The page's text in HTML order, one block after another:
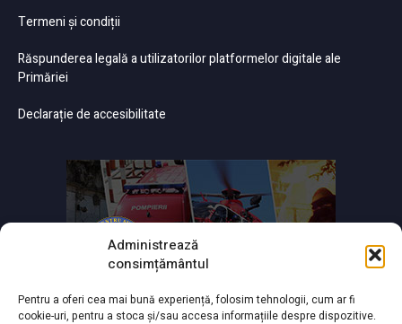
Administrează
consimțământul
Pentru a oferi cea mai bună experiență, folosim tehnologii, cum ar fi
cookie-uri, pentru a stoca și/sau accesa informațiile despre dispozitive.
Termeni și condiții
Răspunderea legală a utilizatorilor platformelor digitale ale
Primăriei
Declarație de accesibilitate